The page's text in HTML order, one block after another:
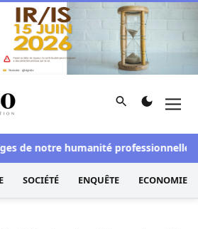
d'information et d'investigation
Rechercher
notre humanité professionnelle :
SOCIÉTÉ ENQUÊTE ECONOMIE